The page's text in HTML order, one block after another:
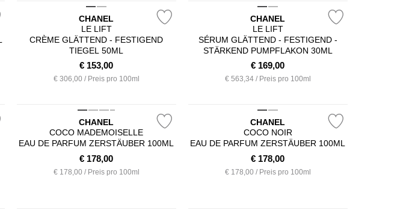
CHANEL
LE LIFT
CRÈME GLÄTTEND - FESTIGEND
TIEGEL 50ML
€ 153,00
€ 306,00 / Preis pro 100ml
CHANEL
LE LIFT
SÉRUM GLÄTTEND - FESTIGEND -
STÄRKEND PUMPFLAKON 30ML
€ 169,00
€ 563,34 / Preis pro 100ml
CHANEL
COCO MADEMOISELLE
EAU DE PARFUM ZERSTÄUBER 100ML
€ 178,00
€ 178,00 / Preis pro 100ml
CHANEL
COCO NOIR
EAU DE PARFUM ZERSTÄUBER 100ML
€ 178,00
€ 178,00 / Preis pro 100ml